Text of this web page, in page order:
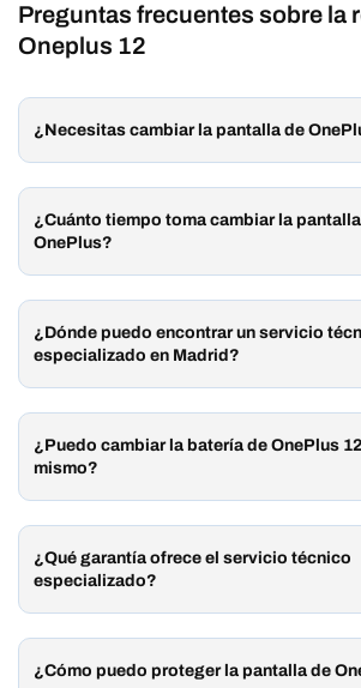
Preguntas frecuentes sobre la
Oneplus 12
¿Necesitas cambiar la pantalla de
¿Cuánto tiempo toma cambiar la
OnePlus?
¿Dónde puedo encontrar un servicio
especializado en Madrid?
¿Puedo cambiar la batería de OnePlus
mismo?
¿Qué garantía ofrece el servicio técnico
especializado?
¿Cómo puedo proteger la pantalla de